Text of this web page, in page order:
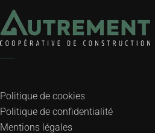
Politique de cookies
Politique de confidentialité
Mentions légales